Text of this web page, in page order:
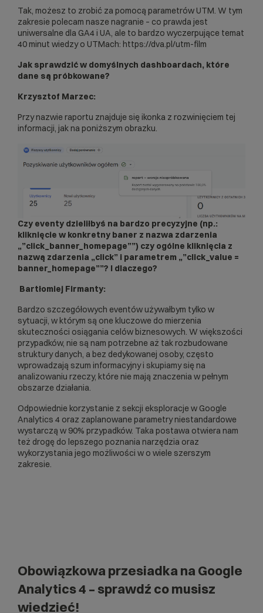
Tak, możesz to zrobić za pomocą parametrów UTM. W tym
zakresie polecam nasze nagranie – co prawda jest
uniwersalne dla GA4 i UA, ale to bardzo wyczerpujące temat
40 minut wiedzy o UTMach: https://dva.pl/utm-film
Jak sprawdzić w domyślnych dashboardach, które
dane są próbkowane?
Krzysztof Marzec:
Przy nazwie raportu znajduje się ikonka z rozwinięciem tej
informacji, jak na poniższym obrazku.
Czy eventy dzieliłbyś na bardzo precyzyjne (np.:
kliknięcie w konkretny baner z nazwa zdarzenia
„”click_banner_homepage””) czy ogólne kliknięcia z
nazwą zdarzenia „click” i parametrem „”click_value =
banner_homepage””? I dlaczego?
Bartłomiej Firmanty:
Bardzo szczegółowych eventów używałbym tylko w
sytuacji, w którym są one kluczowe do mierzenia
skuteczności osiągania celów biznesowych. W większości
przypadków, nie są nam potrzebne aż tak rozbudowane
struktury danych, a bez dedykowanej osoby, często
wprowadzają szum informacyjny i skupiamy się na
analizowaniu rzeczy, które nie mają znaczenia w pełnym
obszarze działania.
Odpowiednie korzystanie z sekcji eksploracje w Google
Analytics 4 oraz zaplanowane parametry niestandardowe
wystarczą w 90% przypadków. Taka postawa otwiera nam
też drogę do lepszego poznania narzędzia oraz
wykorzystania jego możliwości w o wiele szerszym
zakresie.
Obowiązkowa przesiadka na Google
Analytics 4 – sprawdź co musisz
wiedzieć!